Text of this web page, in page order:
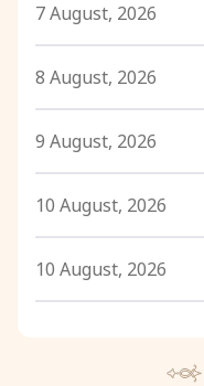
7 August, 2026
8 August, 2026
9 August, 2026
10 August, 2026
10 August, 2026